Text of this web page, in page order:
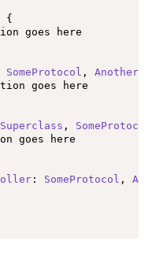
{
goes here
SomeProtocol ,
goes here
, SomeProtocol
goes here
: SomeProtocol ,